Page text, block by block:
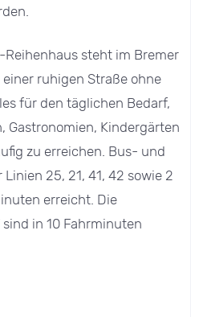
Reihenhaus steht im Bremer
ruhigen Straße ohne
für den täglichen Bedarf,
Gastronomien, Kindergärten
zu erreichen. Bus- und
25, 21, 41, 42 sowie 2
erreicht. Die
in 10 Fahrminuten